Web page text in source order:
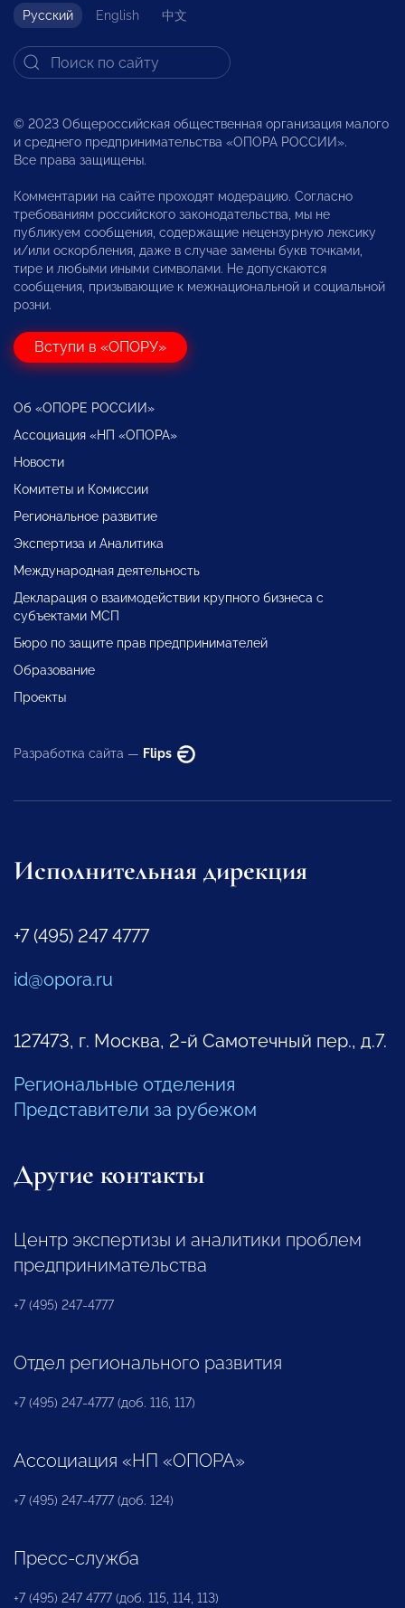
Русский English 中文
© 2023 Общероссийская общественная организация малого
и среднего предпринимательства «ОПОРА РОССИИ».
Все права защищены.
Комментарии на сайте проходят модерацию. Согласно
требованиям российского законодательства, мы не
публикуем сообщения, содержащие нецензурную лексику
и/или оскорбления, даже в случае замены букв точками,
тире и любыми иными символами. Не допускаются
сообщения, призывающие к межнациональной и социальной
розни.
Вступи в «ОПОРУ»
Об «ОПОРЕ РОССИИ»
Ассоциация «НП «ОПОРА»
Новости
Комитеты и Комиссии
Региональное развитие
Экспертиза и Аналитика
Международная деятельность
Декларация о взаимодействии крупного бизнеса с
субъектами МСП
Бюро по защите прав предпринимателей
Образование
Проекты
Разработка сайта — Flips
Исполнительная дирекция
+7 (495) 247 4777
id@opora.ru
127473, г. Москва, 2-й Самотечный пер., д.7.
Региональные отделения
Представители за рубежом
Другие контакты
Центр экспертизы и аналитики проблем
предпринимательства
+7 (495) 247-4777
Отдел регионального развития
+7 (495) 247-4777 (доб. 116, 117)
Ассоциация «НП «ОПОРА»
+7 (495) 247-4777 (доб. 124)
Пресс-служба
+7 (495) 247 4777 (доб. 115, 114, 113)